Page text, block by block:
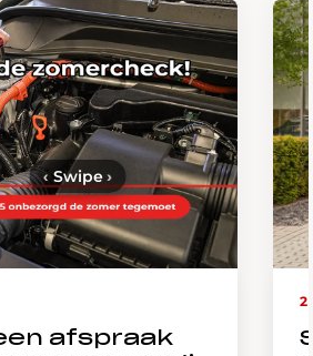
afspraak
‹ Swipe›